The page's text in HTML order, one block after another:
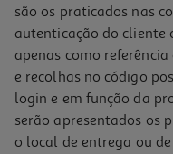
são os praticados nas
autenticação do cliente
apenas como
e recolhas no código
login e em função da
serão apresentados os
o local de entrega ou